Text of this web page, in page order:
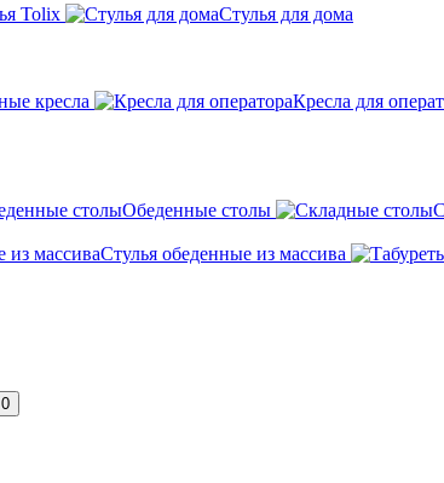
Tolix
Стулья для дома
кресла
Кресла для
Обеденные столы
Стулья обеденные из маcсива